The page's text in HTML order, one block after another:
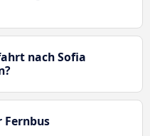
nach Sofia
Fernbus